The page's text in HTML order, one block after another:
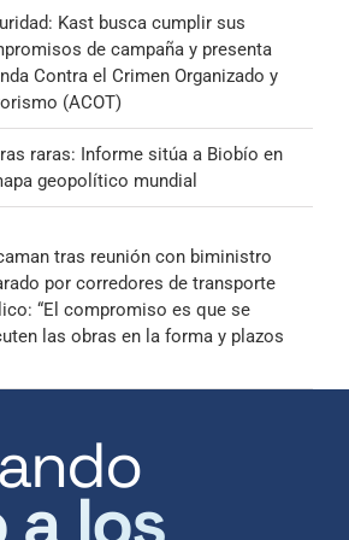
Kast busca cumplir sus
de campaña y presenta
Contra el Crimen Organizado y
(ACOT)
raras: Informe sitúa a Biobío en
geopolítico mundial
tras reunión con biministro
por corredores de transporte
“El compromiso es que se
las obras en la forma y plazos